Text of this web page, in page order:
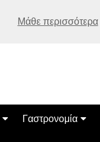
Μάθε περισσότερα
Γαστρονομία